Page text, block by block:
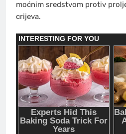
moćnim sredstvom protiv
crijeva.